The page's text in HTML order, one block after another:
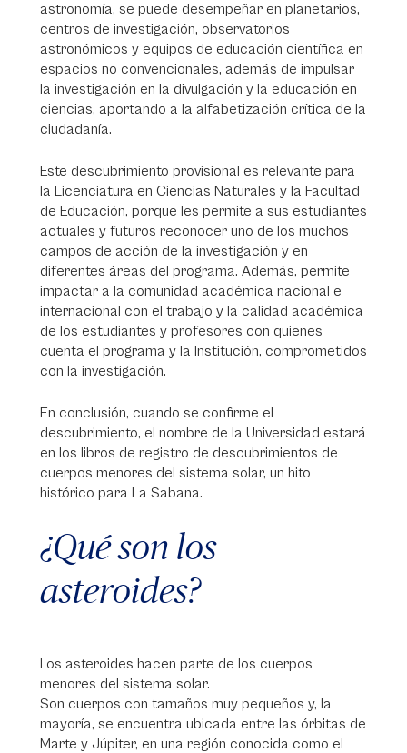
astronomía, se puede desempeñar en planetarios,
centros de investigación, observatorios
astronómicos y equipos de educación científica en
espacios no convencionales, además de impulsar
la investigación en la divulgación y la educación en
ciencias, aportando a la alfabetización crítica de la
ciudadanía.
Este descubrimiento provisional es relevante para
la Licenciatura en Ciencias Naturales y la Facultad
de Educación, porque les permite a sus estudiantes
actuales y futuros reconocer uno de los muchos
campos de acción de la investigación y en
diferentes áreas del programa. Además, permite
impactar a la comunidad académica nacional e
internacional con el trabajo y la calidad académica
de los estudiantes y profesores con quienes
cuenta el programa y la Institución, comprometidos
con la investigación.
En conclusión, cuando se confirme el
descubrimiento, el nombre de la Universidad estará
en los libros de registro de descubrimientos de
cuerpos menores del sistema solar, un hito
histórico para La Sabana.
¿Qué son los
asteroides?
Los asteroides hacen parte de los cuerpos
menores del sistema solar.
Son cuerpos con tamaños muy pequeños y, la
mayoría, se encuentra ubicada entre las órbitas de
Marte y Júpiter, en una región conocida como el